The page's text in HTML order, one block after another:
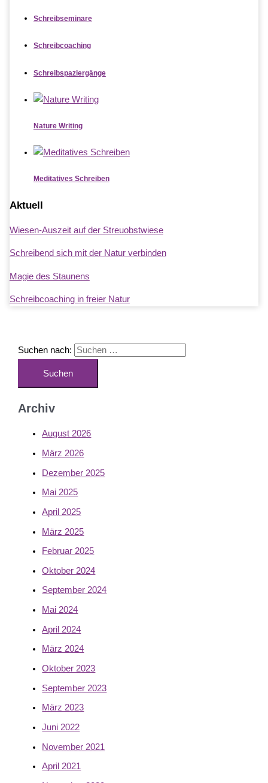
Schreibseminare
Schreibcoaching
Schreibspaziergänge
Nature Writing
Meditatives Schreiben
Aktuell
Wiesen-Auszeit auf der Streuobstwiese
Schreibend sich mit der Natur verbinden
Magie des Staunens
Schreibcoaching in freier Natur
Suchen nach:
Archiv
August 2026
März 2026
Dezember 2025
Mai 2025
April 2025
März 2025
Februar 2025
Oktober 2024
September 2024
Mai 2024
April 2024
März 2024
Oktober 2023
September 2023
März 2023
Juni 2022
November 2021
April 2021